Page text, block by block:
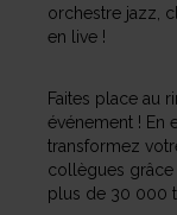
orchestre jazz,
en live !
Faites place au
événement ! En
transformez
collègues
plus de 30 000